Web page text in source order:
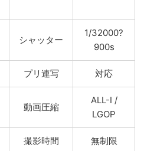
シャッター
1/32000?
900s
プリ連写 対応
動画圧縮
ALL-I /
LGOP
撮影時間 無制限